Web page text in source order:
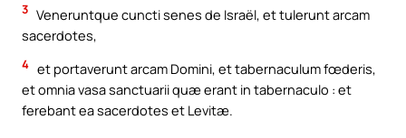
3 Veneruntque cuncti senes de Israël, et tulerunt arcam
sacerdotes,
4 et portaverunt arcam Domini, et tabernaculum fœderis,
et omnia vasa sanctuarii quæ erant in tabernaculo : et
ferebant ea sacerdotes et Levitæ.